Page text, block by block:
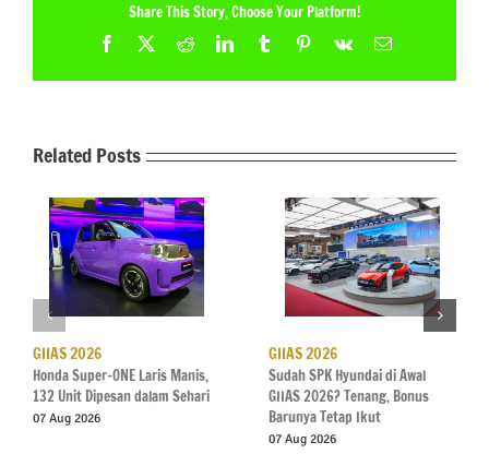
Share This Story, Choose Your Platform!
Facebook
X RedditLinkedInTumblrPinterest
Vk Email
Related Posts
GIIAS 2026
Honda Super-ONE Laris Manis,
132 Unit Dipesan dalam Sehari
07 Aug 2026
GIIAS 2026
Sudah SPK Hyundai di Awal
GIIAS 2026? Tenang, Bonus
Barunya Tetap Ikut
07 Aug 2026